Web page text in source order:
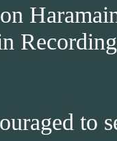
to